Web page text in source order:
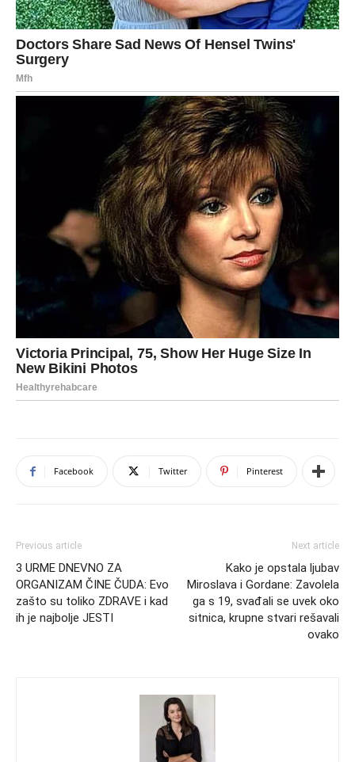
Facebook Twitter Pinterest
Previous article
3 URME DNEVNO ZA
ORGANIZAM ČINE ČUDA: Evo
zašto su toliko ZDRAVE i kad
ih je najbolje JESTI
Next article
Kako je opstala ljubav
Miroslava i Gordane: Zavolela
ga s 19, svađali se uvek oko
sitnica, krupne stvari rešavali
ovako